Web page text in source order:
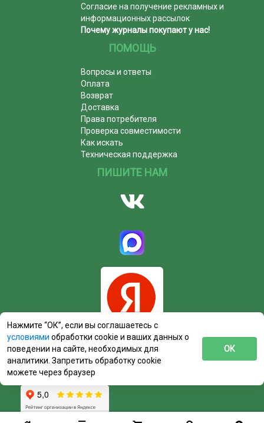
Согласие на получение рекламных и
информационных рассылок
Почему журналы покупают у нас!
ПОМОЩЬ
Вопросы и ответы
Оплата
Возврат
Доставка
Права потребителя
Проверка совместимости
Как искать
Техническая поддержка
ПИШИТЕ НАМ
Нажмите “ОК”, если вы соглашаетесь с
условиями обработки cookie и ваших данных о
поведении на сайте, необходимых для
аналитики. Запретить обработку cookie
можете через браузер
ОК